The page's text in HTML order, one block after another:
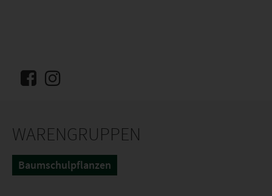
WARENGRUPPEN
Baumschulpflanzen